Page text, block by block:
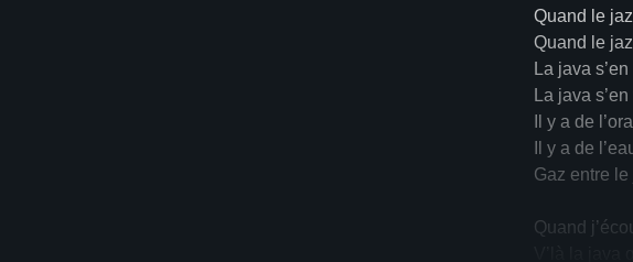
Quand le
Quand le
La java s’en
La java s’en
Il y a de
Il y a de
Gaz entre
Quand